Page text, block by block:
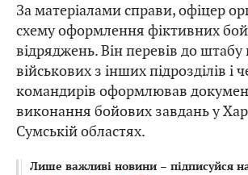
За матеріалами справи, офіцер
схему оформлення фіктивних
відряджень. Він перевів до штабу
військових з інших підрозділів і
командирів оформлював
виконання бойових завдань у
Сумській областях.
Лише важливі новини – підписуйся